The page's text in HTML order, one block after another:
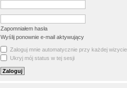
Zapomniałem hasła
Wyślij ponownie e-mail aktywujący
Zaloguj mnie automatycznie przy każdej wizycie
Ukryj mój status w tej sesji